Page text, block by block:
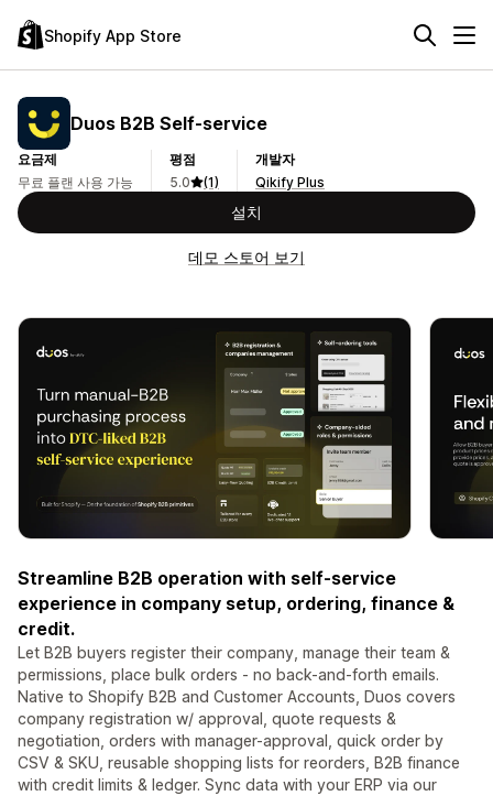
Shopify App Store
Duos B2B Self‑service
요금제
무료 플랜 사용 가능
평점
5.0
(1)
개발자
Qikify Plus
설치
데모 스토어 보기
Streamline B2B operation with self-service
experience in company setup, ordering, finance &
credit.
Let B2B buyers register their company, manage their team &
permissions, place bulk orders - no back-and-forth emails.
Native to Shopify B2B and Customer Accounts, Duos covers
company registration w/ approval, quote requests &
negotiation, orders with manager-approval, quick order by
CSV & SKU, reusable shopping lists for reorders, B2B finance
with credit limits & ledger. Sync data with your ERP via our